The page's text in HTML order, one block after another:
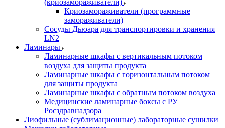
(криозамораживатели)
Криозамораживатели (программные
замораживатели)
Сосуды Дьюара для транспортировки и хранения
LN2
Ламинары
Ламинарные шкафы с вертикальным потоком
воздуха для защиты продукта
Ламинарные шкафы с горизонтальным потоком
для защиты продукта
Ламинарные шкафы с обратным потоком воздуха
Медицинские ламинарные боксы с РУ
Росздравнадзора
Лиофильные (сублимационные) лабораторные сушилки